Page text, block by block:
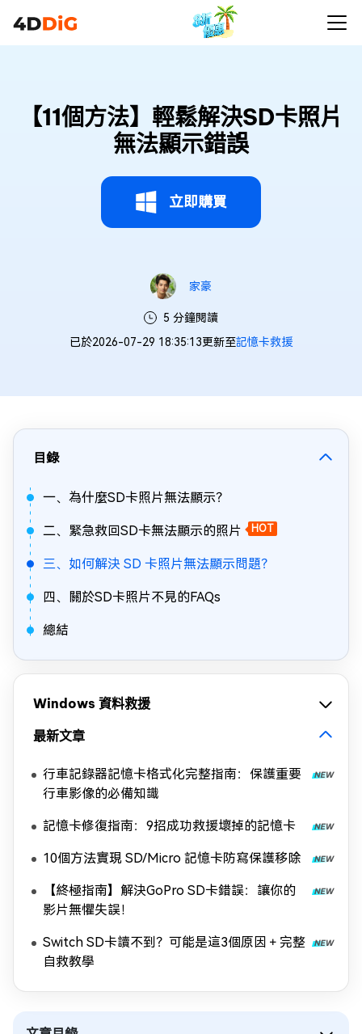
【11個方法】輕鬆解決SD卡照片
無法顯示錯誤
立即購買
家豪
5 分鐘閱讀
已於2026-07-29 18:35:13更新至記憶卡救援
目錄
一、為什麼SD卡照片無法顯示？
二、緊急救回SD卡無法顯示的照片 HOT
三、如何解決 SD 卡照片無法顯示問題？
四、關於SD卡照片不見的FAQs
總結
Windows 資料救援
最新文章
行車記錄器記憶卡格式化完整指南：保護重要
行車影像的必備知識
記憶卡修復指南：9招成功救援壞掉的記憶卡
10個方法實現 SD/Micro 記憶卡防寫保護移除
【終極指南】解決GoPro SD卡錯誤：讓你的
影片無懼失誤！
Switch SD卡讀不到？可能是這3個原因＋完整
自救教學